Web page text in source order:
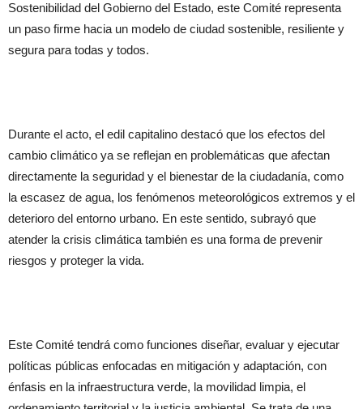
Sostenibilidad del Gobierno del Estado, este Comité representa
un paso firme hacia un modelo de ciudad sostenible, resiliente y
segura para todas y todos.
Durante el acto, el edil capitalino destacó que los efectos del
cambio climático ya se reflejan en problemáticas que afectan
directamente la seguridad y el bienestar de la ciudadanía, como
la escasez de agua, los fenómenos meteorológicos extremos y el
deterioro del entorno urbano. En este sentido, subrayó que
atender la crisis climática también es una forma de prevenir
riesgos y proteger la vida.
Este Comité tendrá como funciones diseñar, evaluar y ejecutar
políticas públicas enfocadas en mitigación y adaptación, con
énfasis en la infraestructura verde, la movilidad limpia, el